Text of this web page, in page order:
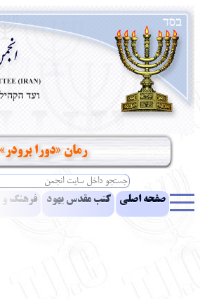
رمان «دورا برودر»
صفحه اصلی کتب مقدس یهود فرهنگ و